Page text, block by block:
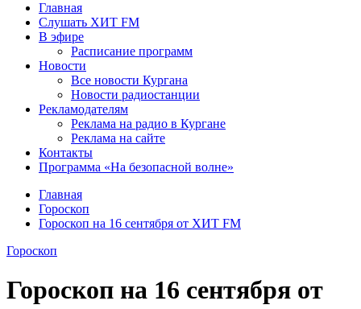
Главная
Слушать ХИТ FM
В эфире
Расписание программ
Новости
Все новости Кургана
Новости радиостанции
Рекламодателям
Реклама на радио в Кургане
Реклама на сайте
Контакты
Программа «На безопасной волне»
Главная
Гороскоп
Гороскоп на 16 сентября от ХИТ FM
Гороскоп
Гороскоп на 16 сентября от